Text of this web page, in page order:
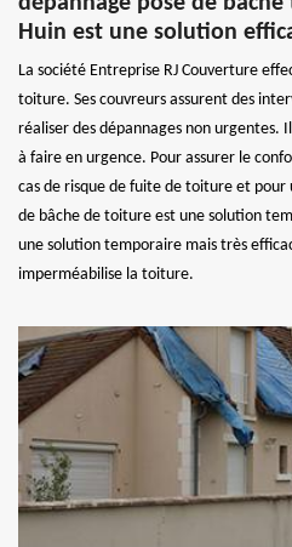
Huin est une solution
La société Entreprise RJ Couverture
toiture. Ses couvreurs assurent des
réaliser des dépannages non urgentes.
à faire en urgence. Pour assurer le
cas de risque de fuite de toiture et
de bâche de toiture est une solution
une solution temporaire mais très
imperméabilise la toiture.